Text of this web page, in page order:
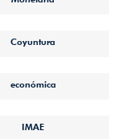
Coyuntura
económica
IMAE